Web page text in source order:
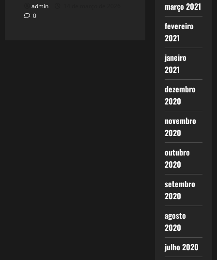
admin
0
março 2021
fevereiro
2021
janeiro
2021
dezembro
2020
novembro
2020
outubro
2020
setembro
2020
agosto
2020
julho 2020